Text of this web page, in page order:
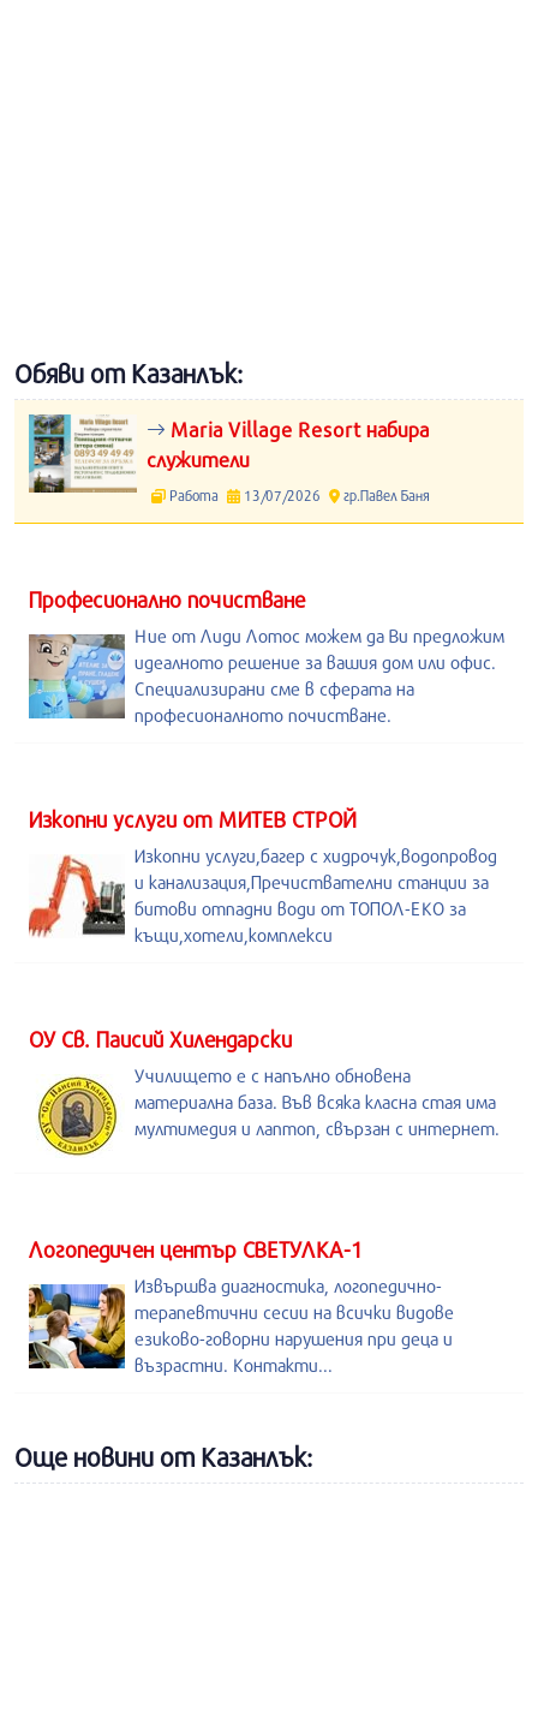
Обяви от Казанлък:
Maria Village Resort набира
служители
Работа 13/07/2026 гр.Павел Баня
Професионално почистване
Ние от Лиди Лотос можем да Ви предложим
идеалното решение за вашия дом или офис.
Специализирани сме в сферата на
професионалното почистване.
Изкопни услуги от МИТЕВ СТРОЙ
Изкопни услуги,багер с хидрочук,водопровод
и канализация,Пречиствателни станции за
битови отпадни води от ТОПОЛ-ЕКО за
къщи,хотели,комплекси
ОУ Св. Паисий Хилендарски
Училището е с напълно обновена
материална база. Във всяка класна стая има
мултимедия и лаптоп, свързан с интернет.
Логопедичен център СВЕТУЛКА-1
Извършва диагностика, логопедично-
терапевтични сесии на всички видове
езиково-говорни нарушения при деца и
възрастни. Контакти...
Още новини от Казанлък: